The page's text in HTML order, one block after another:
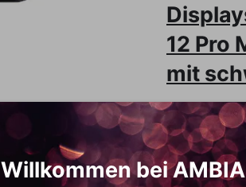
12 Pro
mit
Diese
einem 9H
Gerät vor
Willkommen bei